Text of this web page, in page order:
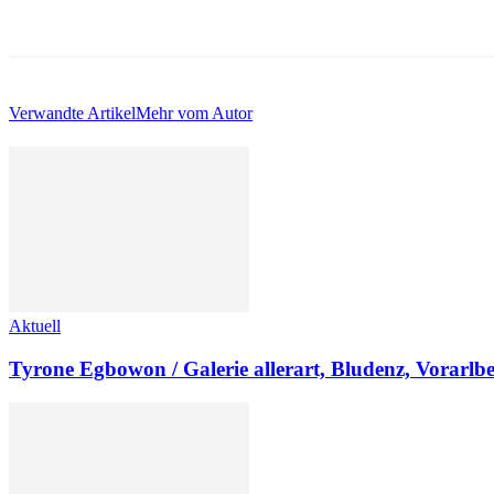
Verwandte ArtikelMehr vom Autor
Aktuell
Tyrone Egbowon / Galerie allerart, Bludenz,